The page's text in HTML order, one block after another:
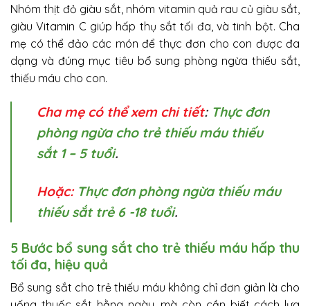
Nhóm thịt đỏ giàu sắt, nhóm vitamin quả rau củ giàu sắt,
giàu Vitamin C giúp hấp thụ sắt tối đa, và tinh bột. Cha
mẹ có thể đảo các món để thực đơn cho con được đa
dạng và đúng mục tiêu bổ sung phòng ngừa thiếu sắt,
thiếu máu cho con.
Cha mẹ có thể xem chi tiết: Thực đơn
phòng ngừa cho trẻ thiếu máu thiếu
sắt 1 – 5 tuổi.
Hoặc: Thực đơn phòng ngừa thiếu máu
thiếu sắt trẻ 6 -18 tuổi.
5 Bước bổ sung sắt cho trẻ thiếu máu hấp thu
tối đa, hiệu quả
Bổ sung sắt cho trẻ thiếu máu không chỉ đơn giản là cho